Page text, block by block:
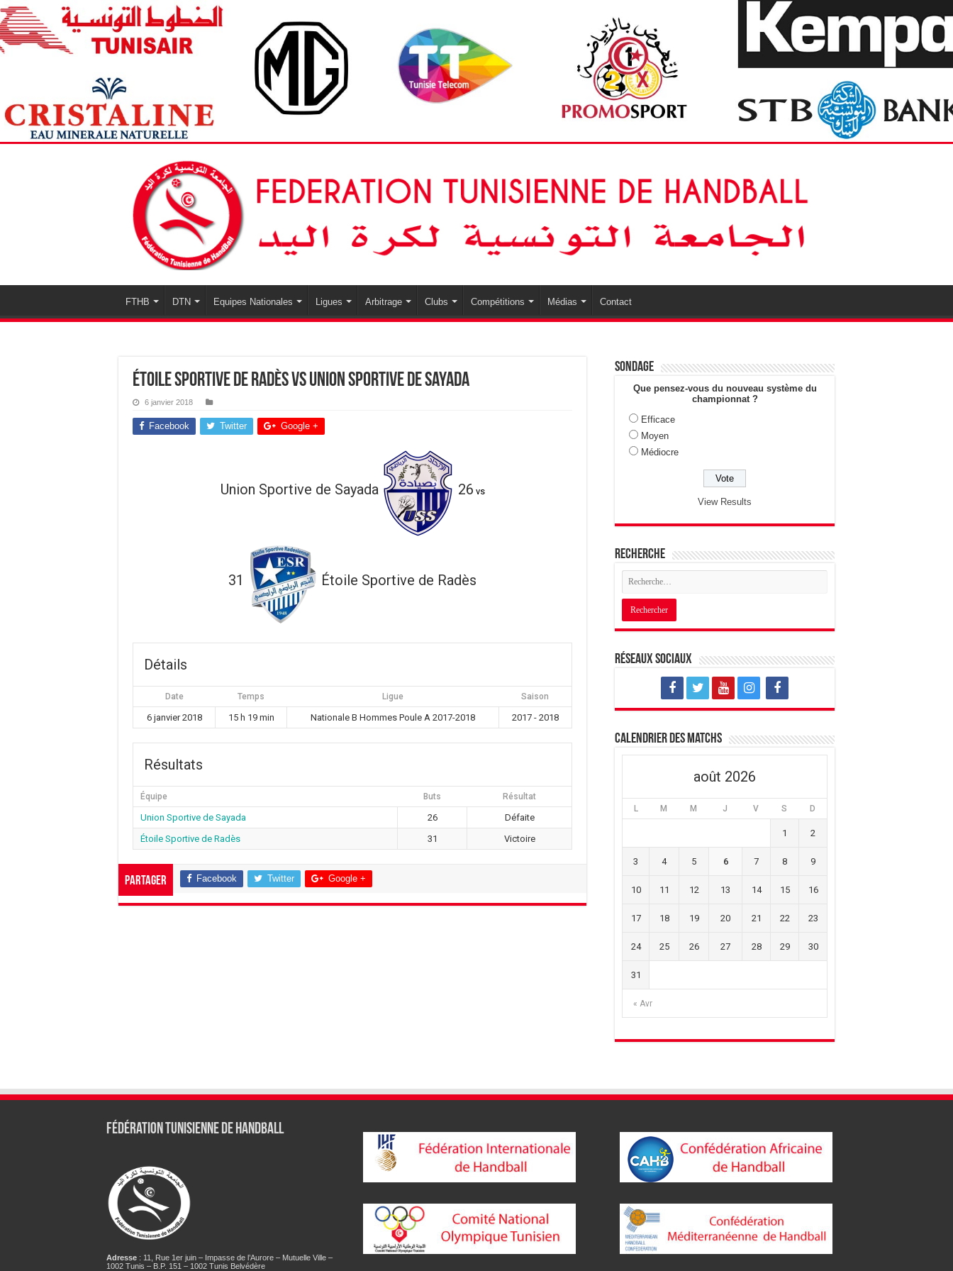
FTHB DTN Equipes Nationales Ligues Arbitrage Clubs Compétitions Médias Contact
Étoile Sportive de Radès vs Union Sportive de Sayada
6 janvier 2018
Facebook Twitter Google +
Union Sportive de Sayada 26 vs
31 Étoile Sportive de Radès
Détails
Date Temps Ligue Saison
6 janvier 2018 15 h 19 min Nationale B Hommes Poule A 2017-2018 2017 - 2018
Résultats
Équipe Buts Résultat
Union Sportive de Sayada 26
Défaite
Étoile Sportive de Radès
31 Victoire
Partager Facebook Twitter Google +
Sondage
Que pensez-vous du nouveau système du
championnat ?
Efficace
Moyen
Médiocre
View Results
Recherche
Réseaux sociaux
Calendrier des matchs
août 2026
L M M J V S D
« Avr
1 2
3 4 5 6 7 8 9
10 11 12 13 14 15 16
17 18 19 20 21 22 23
24 25 26 27 28 29 30
31
Fédération tunisienne de Handball
Adresse: 11, Rue 1er juin – Impasse de l’Aurore – Mutuelle Ville –
1002 Tunis – B.P. 151 – 1002 Tunis Belvédère